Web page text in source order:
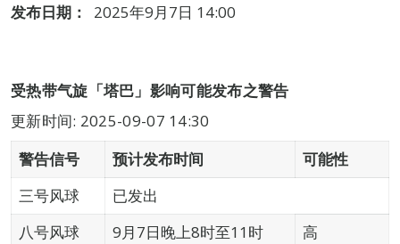
发布日期：
2025年9月7日 14:00
受热带气旋「塔巴」影响可能发布之警告
更新时间: 2025-09-07 14:30
警告信号
预计发布时间
可能性
三号风球
已发出
八号风球
9月7日晚上8时至11时
高